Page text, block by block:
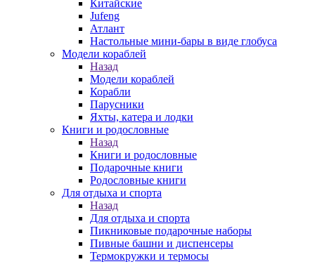
Китайские
Jufeng
Атлант
Настольные мини-бары в виде глобуса
Модели кораблей
Назад
Модели кораблей
Корабли
Парусники
Яхты, катера и лодки
Книги и родословные
Назад
Книги и родословные
Подарочные книги
Родословные книги
Для отдыха и спорта
Назад
Для отдыха и спорта
Пикниковые подарочные наборы
Пивные башни и диспенсеры
Термокружки и термосы